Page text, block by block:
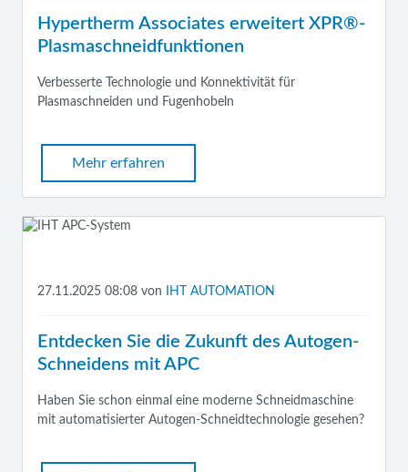
Hypertherm Associates erweitert XPR®-
Plasmaschneidfunktionen
Verbesserte Technologie und Konnektivität für
Plasmaschneiden und Fugenhobeln
Mehr erfahren
27.11.2025 08:08 von IHT AUTOMATION
Entdecken Sie die Zukunft des Autogen-
Schneidens mit APC
Haben Sie schon einmal eine moderne Schneidmaschine
mit automatisierter Autogen-Schneidtechnologie gesehen?